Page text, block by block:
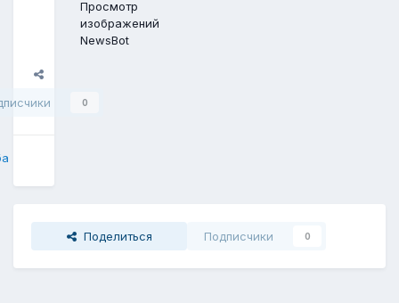
Просмотр
изображений
NewsBot
0
Поделиться Подписчики 0